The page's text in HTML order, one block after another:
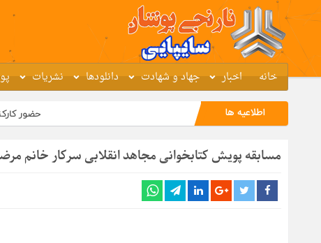
خانه اخبار جهاد و شهادت دانلودها نشریات
اطلاعیه ها حضور کارکنان گروه
مسابقه پویش کتابخوانی مجاهد انقلابی سرکار خانم